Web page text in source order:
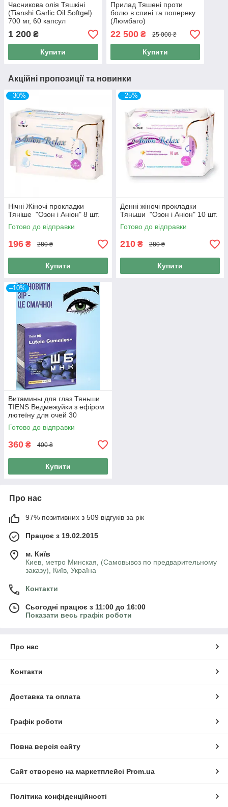
Часникова олія Тяшкіні
(Tianshi Garlic Oil Softgel)
700 мг, 60 капсул
1 200 ₴
Купити
Прилад Тяшені проти
болю в спині та попереку
(Люмбаго)
22 500₴ 25 000 ₴
Купити
Акційні пропозиції та новинки
–30%
Нічні Жіночі прокладки
Тяніше "Озон і Аніон" 8 шт.
Готово до відправки
196 ₴ 280 ₴
Купити
–25%
Денні жіночі прокладки
Тяньши "Озон і Аніон" 10 шт.
Готово до відправки
210 ₴ 280 ₴
Купити
–10%
Витамины для глаз Тяньши
TIENS Ведмежуйки з ефіром
лютеїну для очей 30
жувальних пастилок х 3 г
Готово до відправки
360 ₴ 400 ₴
Купити
Про нас
97% позитивних з 509 відгуків за рік
Працює з 19.02.2015
м. Київ
Киев, метро Минская, (Самовывоз по предварительному
заказу), Київ, Україна
Контакти
Сьогодні працює з 11:00 до 16:00
Показати весь графік роботи
Про нас
Контакти
Доставка та оплата
Графік роботи
Повна версія сайту
Сайт створено на маркетплейсі Prom.ua
Політика конфіденційності